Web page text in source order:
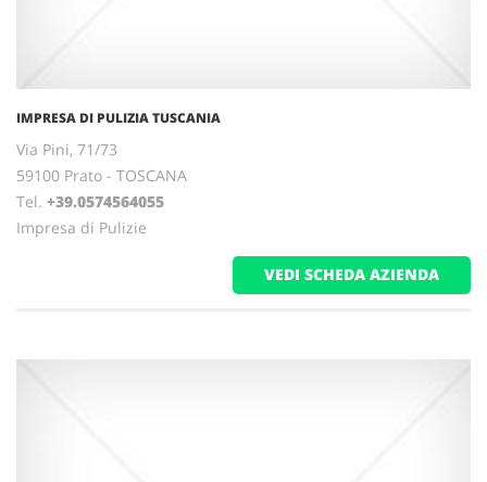
IMPRESA DI PULIZIA TUSCANIA
Via Pini, 71/73
59100 Prato - TOSCANA
Tel. +39.0574564055
Impresa di Pulizie
VEDI SCHEDA AZIENDA